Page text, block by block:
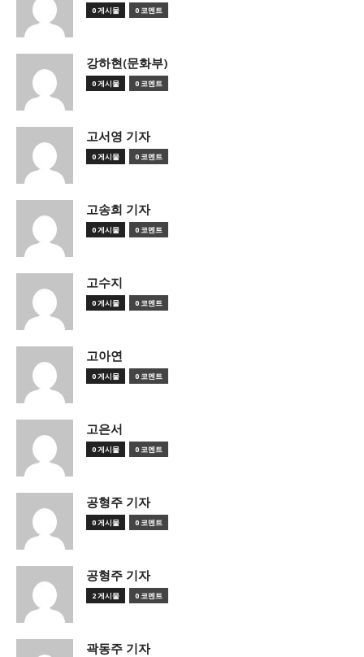
0 게시물 0 코멘트
강하현(문화부)
0 게시물 0 코멘트
고서영 기자
0 게시물 0 코멘트
고송희 기자
0 게시물 0 코멘트
고수지
0 게시물 0 코멘트
고아연
0 게시물 0 코멘트
고은서
0 게시물 0 코멘트
공형주 기자
0 게시물 0 코멘트
공형주 기자
2 게시물 0 코멘트
곽동주 기자